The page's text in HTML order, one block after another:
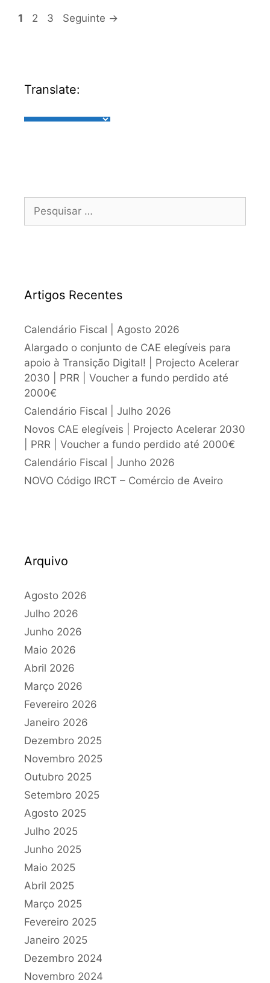
1 2 3 Seguinte →
Translate:
Artigos Recentes
Calendário Fiscal | Agosto 2026
Alargado o conjunto de CAE elegíveis para
apoio à Transição Digital! | Projecto Acelerar
2030 | PRR | Voucher a fundo perdido até
2000€
Calendário Fiscal | Julho 2026
Novos CAE elegíveis | Projecto Acelerar 2030
| PRR | Voucher a fundo perdido até 2000€
Calendário Fiscal | Junho 2026
NOVO Código IRCT – Comércio de Aveiro
Arquivo
Agosto 2026
Julho 2026
Junho 2026
Maio 2026
Abril 2026
Março 2026
Fevereiro 2026
Janeiro 2026
Dezembro 2025
Novembro 2025
Outubro 2025
Setembro 2025
Agosto 2025
Julho 2025
Junho 2025
Maio 2025
Abril 2025
Março 2025
Fevereiro 2025
Janeiro 2025
Dezembro 2024
Novembro 2024